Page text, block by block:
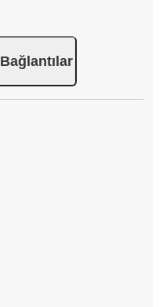
Bağlantılar